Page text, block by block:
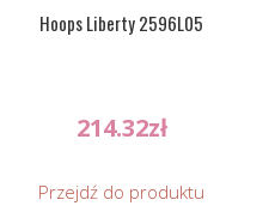
Hoops Liberty 2596L05
214.32zł
Przejdź do produktu